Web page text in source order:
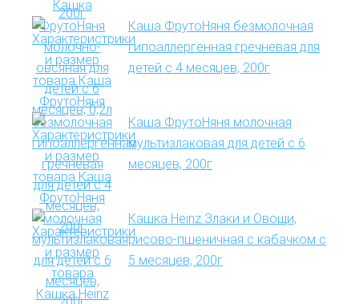
Каша ФрутоНяня безмолочная
гипоаллергенная гречневая для
детей с 4 месяцев, 200г
Каша ФрутоНяня молочная
мультизлаковая для детей с 6
месяцев, 200г
Кашка Heinz Злаки и Овощи,
рисово-пшеничная с кабачком с
5 месяцев, 200г